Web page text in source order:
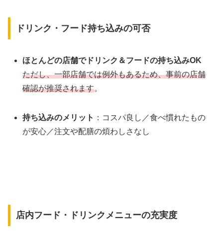
ドリンク・フード持ち込みの可否
ほとんどの店舗でドリンク＆フードの持ち込みOK
ただし、一部店舗では例外もあるため、事前の店舗
確認が推奨されます。
持ち込みのメリット ：コスパ良し／食べ慣れたもの
が安心／注文や配膳の煩わしさなし
店内フード・ドリンクメニューの充実度